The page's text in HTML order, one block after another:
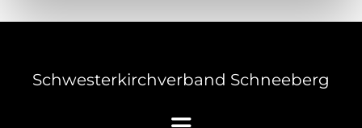
Schwesterkirchverband Schneeberg